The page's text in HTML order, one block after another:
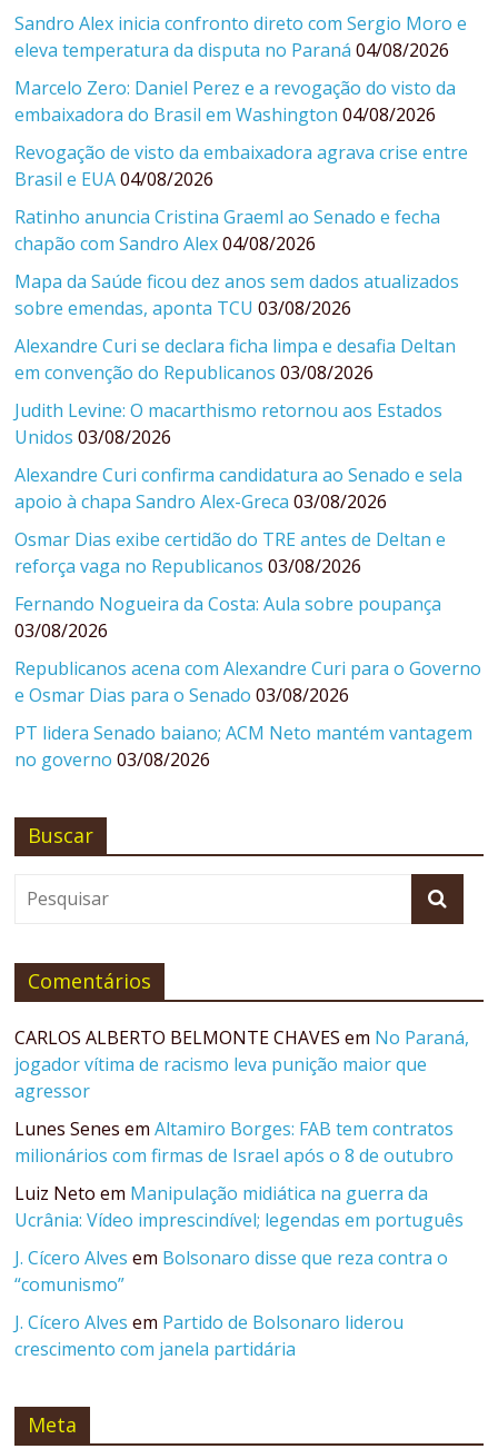
Sandro Alex inicia confronto direto com Sergio Moro e
eleva temperatura da disputa no Paraná 04/08/2026
Marcelo Zero: Daniel Perez e a revogação do visto da
embaixadora do Brasil em Washington 04/08/2026
Revogação de visto da embaixadora agrava crise entre
Brasil e EUA 04/08/2026
Ratinho anuncia Cristina Graeml ao Senado e fecha
chapão com Sandro Alex 04/08/2026
Mapa da Saúde ficou dez anos sem dados atualizados
sobre emendas, aponta TCU 03/08/2026
Alexandre Curi se declara ficha limpa e desafia Deltan
em convenção do Republicanos 03/08/2026
Judith Levine: O macarthismo retornou aos Estados
Unidos 03/08/2026
Alexandre Curi confirma candidatura ao Senado e sela
apoio à chapa Sandro Alex-Greca 03/08/2026
Osmar Dias exibe certidão do TRE antes de Deltan e
reforça vaga no Republicanos 03/08/2026
Fernando Nogueira da Costa: Aula sobre poupança
03/08/2026
Republicanos acena com Alexandre Curi para o Governo
e Osmar Dias para o Senado 03/08/2026
PT lidera Senado baiano; ACM Neto mantém vantagem
no governo 03/08/2026
Buscar
Comentários
CARLOS ALBERTO BELMONTE CHAVES em No Paraná,
jogador vítima de racismo leva punição maior que
agressor
Lunes Senes emAltamiro Borges: FAB tem contratos
milionários com firmas de Israel após o 8 de outubro
Luiz Neto em Manipulação midiática na guerra da
Ucrânia: Vídeo imprescindível; legendas em português
J. Cícero Alves em Bolsonaro disse que reza contra o
“comunismo”
J. Cícero Alves em Partido de Bolsonaro liderou
crescimento com janela partidária
Meta